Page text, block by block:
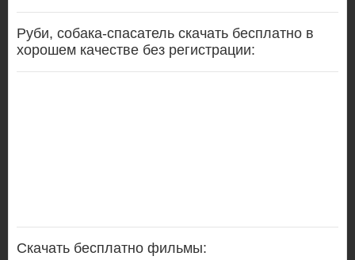
Руби, собака-спасатель скачать бесплатно в
хорошем качестве без регистрации:
Скачать бесплатно фильмы: